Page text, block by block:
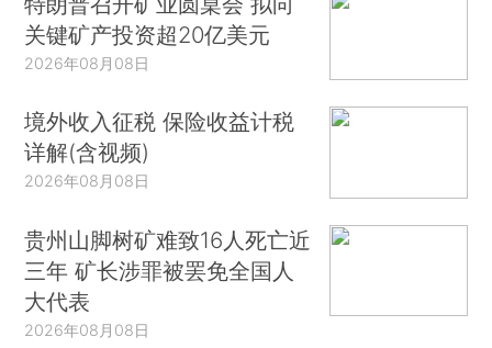
关键矿产投资超20亿美元
2026年08月08日
境外收入征税 保险收益计税
详解(含视频)
2026年08月08日
贵州山脚树矿难致16人死亡近
三年 矿长涉罪被罢免全国人
大代表
2026年08月08日